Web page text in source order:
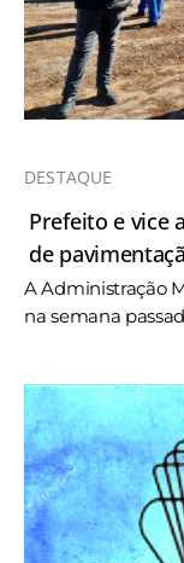
DESTAQUE
Prefeito e vice
de
A Administração
na semana